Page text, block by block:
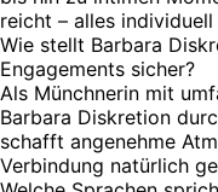
reicht – alles
Wie stellt Barbara
Engagements sicher?
Als Münchnerin mit
Barbara Diskretion
schafft angenehme
Verbindung natürlich